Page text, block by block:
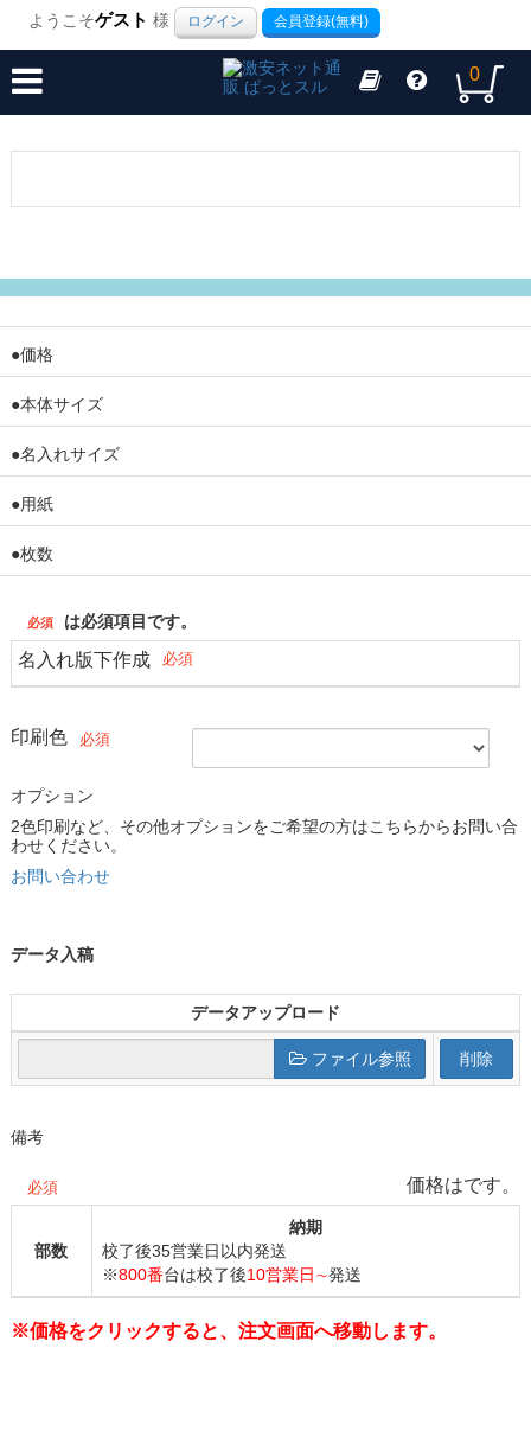
ようこそゲスト 様 ログイン 会員登録(無料)
0
●価格
●本体サイズ
●名入れサイズ
●用紙
●枚数
は必須項目です。
名入れ版下作成
印刷色
オプション
2色印刷など、その他オプションをご希望の方はこちらからお問い合
わせください。
お問い合わせ
データ入稿
データアップロード
ファイル参照 削除
備考
価格はです。
部数
納期
校了後35営業日以内発送
※800番台は校了後10営業日∼発送
※価格をクリックすると、注文画面へ移動します。